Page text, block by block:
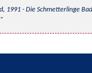
1991 - Die Schmetterlinge